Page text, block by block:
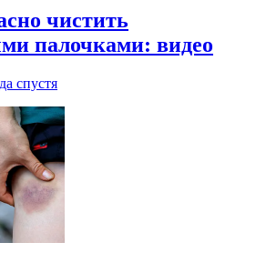
чистить
палочками: видео
спустя